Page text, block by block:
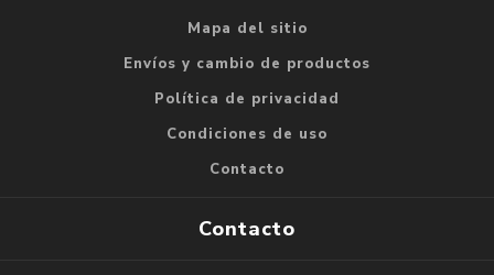
Mapa del sitio
Envíos y cambio de productos
Política de privacidad
Condiciones de uso
Contacto
Contacto